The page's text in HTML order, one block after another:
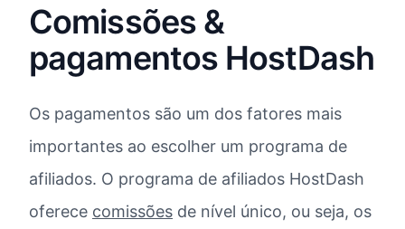
Comissões &
pagamentos HostDash
Os pagamentos são um dos fatores mais
importantes ao escolher um programa de
afiliados. O programa de afiliados HostDash
oferece comissões de nível único, ou seja, os